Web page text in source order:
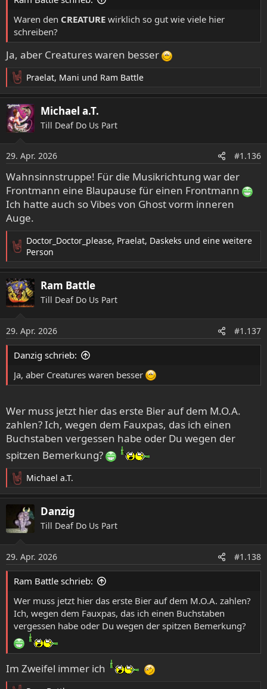
n
Waren den CREATURE wirklich so gut wie viele hier
schreiben?
Ja, aber Creatures waren besser
R
e
a
k
t
o
n
e
n
:
Praelat, Mani und Ram Battle
Michael a.T.
Till Deaf Do Us Part
29. Apr. 2026 #1.136
Wahnsinnstruppe! Für die Musikrichtung war der
Frontmann eine Blaupause für einen Frontmann
Ich hatte auch so Vibes von Ghost vorm inneren
Auge.
R
a
k
t
i
o
n
e
n
Doctor_Doctor_please, Praelat, Daskeks und eine weitere
Person
Ram Battle
Till Deaf Do Us Part
29. Apr. 2026 #1.137
Danzig schrieb:
Ja, aber Creatures waren besser
Wer muss jetzt hier das erste Bier auf dem M.O.A.
zahlen? Ich, wegen dem Fauxpas, das ich einen
Buchstaben vergessen habe oder Du wegen der
spitzen Bemerkung?
R
e
a
t
n
e
n
Michael a.T.
Danzig
Till Deaf Do Us Part
29. Apr. 2026 #1.138
Ram Battle schrieb:
Wer muss jetzt hier das erste Bier auf dem M.O.A. zahlen?
Ich, wegen dem Fauxpas, das ich einen Buchstaben
vergessen habe oder Du wegen der spitzen Bemerkung?
Im Zweifel immer ich